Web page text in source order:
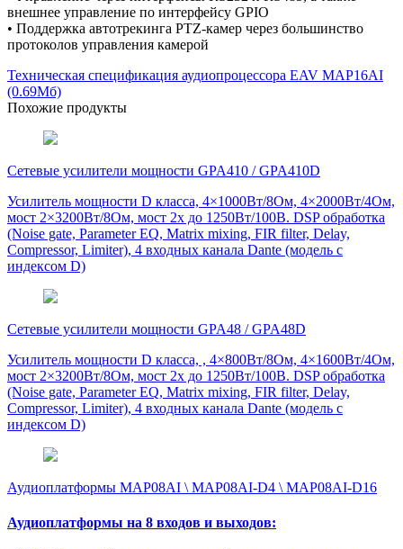
внешнее управление по интерфейсу GPIO
• Поддержка автотрекинга PTZ-камер через большинство
протоколов управления камерой
Техническая спецификация аудиопроцессора EAV MAP16AI
(0.69Мб)
Похожие продукты
Сетевые усилители мощности GPA410 / GPA410D
Усилитель мощности D класса, 4×1000Вт/8Ом, 4×2000Вт/4Ом,
мост 2×3200Вт/8Ом, мост 2х до 1250Вт/100В. DSP обработка
(Noise gate, Parameter EQ, Matrix mixing, FIR filter, Delay,
Compressor, Limiter), 4 входных канала Dante (модель с
индексом D)
Сетевые усилители мощности GPA48 / GPA48D
Усилитель мощности D класса, , 4×800Вт/8Ом, 4×1600Вт/4Ом,
мост 2×3200Вт/8Ом, мост 2х до 1250Вт/100В. DSP обработка
(Noise gate, Parameter EQ, Matrix mixing, FIR filter, Delay,
Compressor, Limiter), 4 входных канала Dante (модель с
индексом D)
Аудиоплатформы MAP08AI \ MAP08AI-D4 \ MAP08AI-D16
Аудиоплатформы на 8 входов и выходов: